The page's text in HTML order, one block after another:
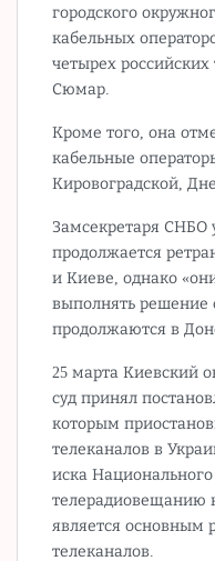
городского
кабельных
четырех
Сюмар.
Кроме того, она
кабельные
Кировоградской,
Замсекретаря СНБО
продолжается
и Киеве, однако
выполнять решение
продолжаются в
25 марта Киевский
суд принял
которым
телеканалов в
иска Национального
телерадиовещанию
является основным
телеканалов.